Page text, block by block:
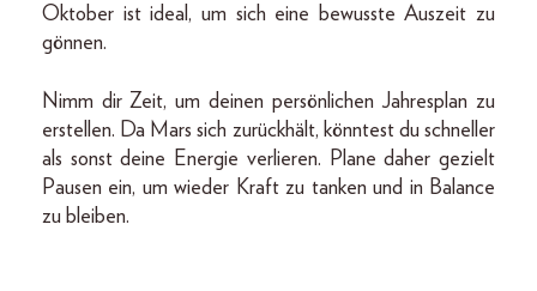
Oktober ist ideal, um sich eine bewusste Auszeit zu
gönnen.
Nimm dir Zeit, um deinen persönlichen Jahresplan zu
erstellen. Da Mars sich zurückhält, könntest du schneller
als sonst deine Energie verlieren. Plane daher gezielt
Pausen ein, um wieder Kraft zu tanken und in Balance
zu bleiben.